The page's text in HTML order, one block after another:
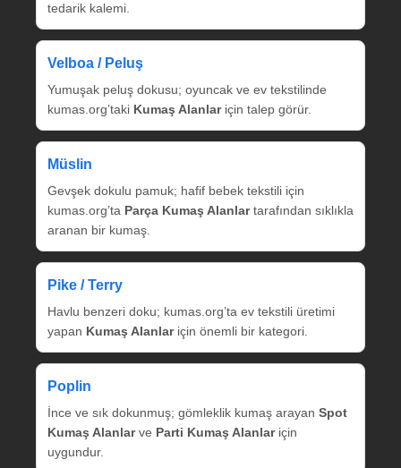
tedarik kalemi.
Velboa / Peluş
Yumuşak peluş dokusu; oyuncak ve ev tekstilinde
kumas.org’taki Kumaş Alanlariçin talep görür.
Müslin
Gevşek dokulu pamuk; hafif bebek tekstili için
kumas.org’ta Parça Kumaş Alanlartarafından sıklıkla
aranan bir kumaş.
Pike / Terry
Havlu benzeri doku; kumas.org’ta ev tekstili üretimi
yapan Kumaş Alanlariçin önemli bir kategori.
Poplin
İnce ve sık dokunmuş; gömleklik kumaş arayan Spot
Kumaş Alanlarve Parti Kumaş Alanlariçin
uygundur.